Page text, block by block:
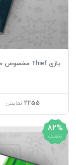
بازی Thief مخصوص XBX360
2255 نمایش
82%
تخفیف